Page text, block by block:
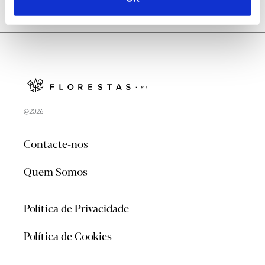
@2026
Contacte-nos
Quem Somos
Política de Privacidade
Política de Cookies